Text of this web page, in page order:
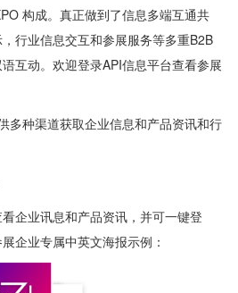
构成。真正做到了信息多端互通共
行业信息交互和参展服务等多重B2B
互动。欢迎登录API信息平台查看参展
多种渠道获取企业信息和产品资讯和行
企业讯息和产品资讯，并可一键登
企业专属中英文海报示例：